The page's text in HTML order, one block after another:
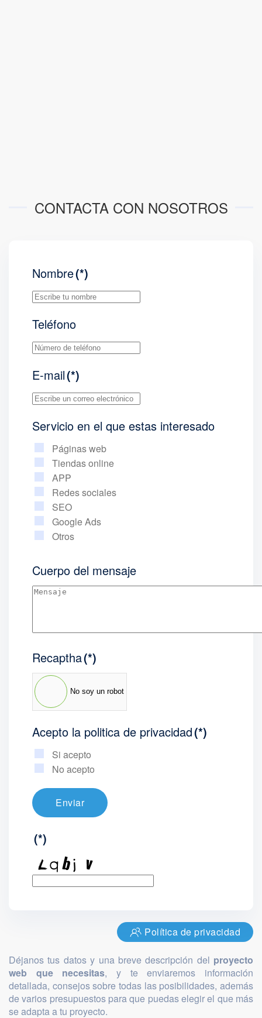
CONTACTA CON NOSOTROS
Nombre(*)
Teléfono
E-mail(*)
Servicio en el que estas interesado
Páginas web
Tiendas online
APP
Redes sociales
SEO
Google Ads
Otros
Cuerpo del mensaje
Recaptha(*)
No soy un robot
Acepto la politica de privacidad(*)
Si acepto
No acepto
Enviar
(*)
Política de privacidad
Déjanos tus datos y una breve descripción del proyecto
web que necesitas, y te enviaremos información
detallada, consejos sobre todas las posibilidades, además
de varios presupuestos para que puedas elegir el que más
se adapta a tu proyecto.